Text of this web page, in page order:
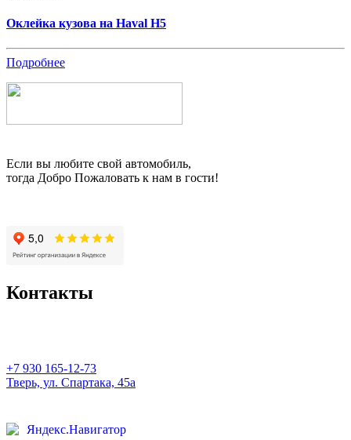
Оклейка кузова на Haval H5
Подробнее
Если вы любите свой автомобиль,
тогда Добро Пожаловать к нам в гости!
Контакты
+7 930 165-12-73
Тверь, ул. Спартака, 45а
Яндекс.Навигатор